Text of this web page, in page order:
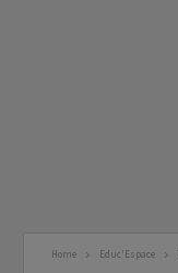
Home Educ'Espace